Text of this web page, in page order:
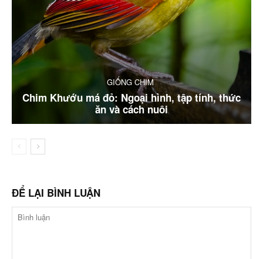
GIỐNG CHIM
Chim Khướu má đỏ: Ngoại hình, tập tính, thức
ăn và cách nuôi
ĐỂ LẠI BÌNH LUẬN